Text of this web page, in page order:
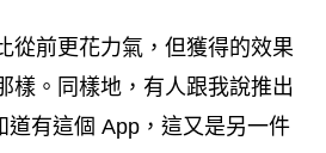
從前更花力氣，但獲得的效果
樣。同樣地，有人跟我說推出
道有這個 App，這又是另一件